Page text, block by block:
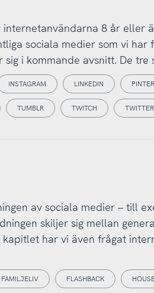
8 år eller
sociala medier som vi
i kommande avsnitt. De
INSTAGRAM LINKEDIN
TUMBLR TWITCH TWITTER
av sociala medier – till
skiljer sig mellan
har vi även frågat
FAMILJELIV FLASHBACK